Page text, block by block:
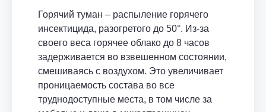
Горячий туман – распыление горячего
инсектицида, разогретого до 50°. Из-за
своего веса горячее облако до 8 часов
задерживается во взвешенном состоянии,
смешиваясь с воздухом. Это увеличивает
проницаемость состава во все
труднодоступные места, в том числе за